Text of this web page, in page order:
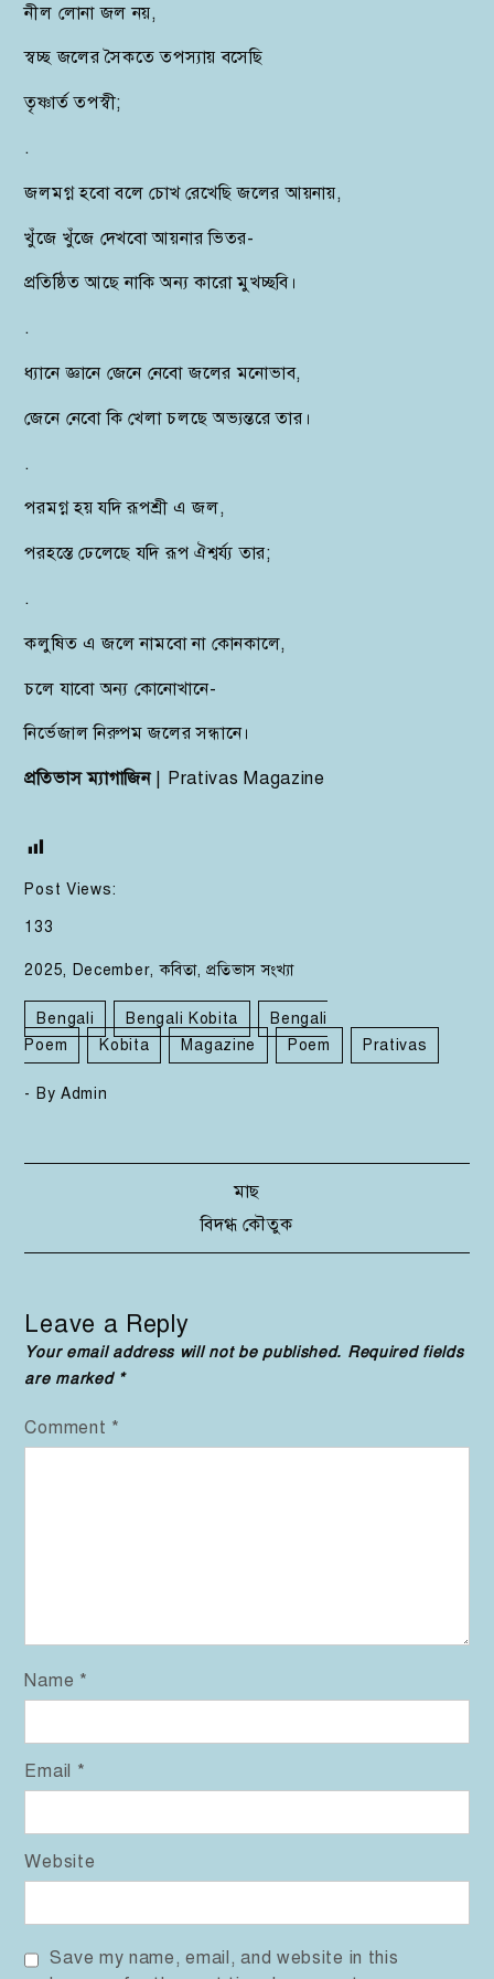
নীল লোনা জল নয়,
স্বচ্ছ জলের সৈকতে তপস্যায় বসেছি
তৃষ্ণার্ত তপস্বী;
.
জলমগ্ন হবো বলে চোখ রেখেছি জলের আয়নায়,
খুঁজে খুঁজে দেখবো আয়নার ভিতর-
প্রতিষ্ঠিত আছে নাকি অন্য কারো মুখচ্ছবি।
.
ধ্যানে জ্ঞানে জেনে নেবো জলের মনোভাব,
জেনে নেবো কি খেলা চলছে অভ্যন্তরে তার।
.
পরমগ্ন হয় যদি রূপশ্রী এ জল,
পরহস্তে ঢেলেছে যদি রূপ ঐশ্বর্য্য তার;
.
কলুষিত এ জলে নামবো না কোনকালে,
চলে যাবো অন্য কোনোখানে-
নির্ভেজাল নিরুপম জলের সন্ধানে।
প্রতিভাস ম্যাগাজিন| Prativas Magazine
Post Views:
133
2025, December,কবিতা,প্রতিভাস সংখ্যা
Bengali Bengali Kobita
Bengali
Poem
Kobita Magazine Poem Prativas
- By Admin
navigation
মাছ
বিদগ্ধ কৌতুক
Leave a Reply
Your email address will not be published. Required fields
are marked *
Comment *
Name *
Email *
Website
Save my name, email, and website in this